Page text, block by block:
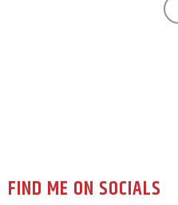
FIND ME ON SOCIALS